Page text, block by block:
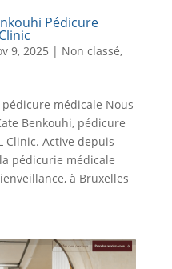
Pédicure
9, 2025 | Non classé,
médicale Nous
Benkouhi, pédicure
Clinic. Active depuis
pédicurie médicale
à Bruxelles